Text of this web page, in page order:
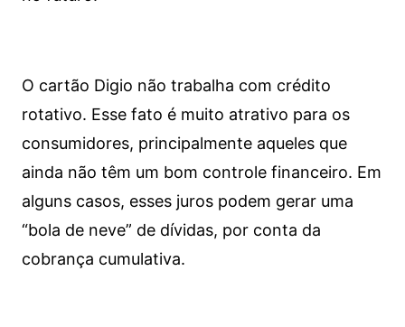
O cartão Digio não trabalha com crédito
rotativo. Esse fato é muito atrativo para os
consumidores, principalmente aqueles que
ainda não têm um bom controle financeiro. Em
alguns casos, esses juros podem gerar uma
“bola de neve” de dívidas, por conta da
cobrança cumulativa.